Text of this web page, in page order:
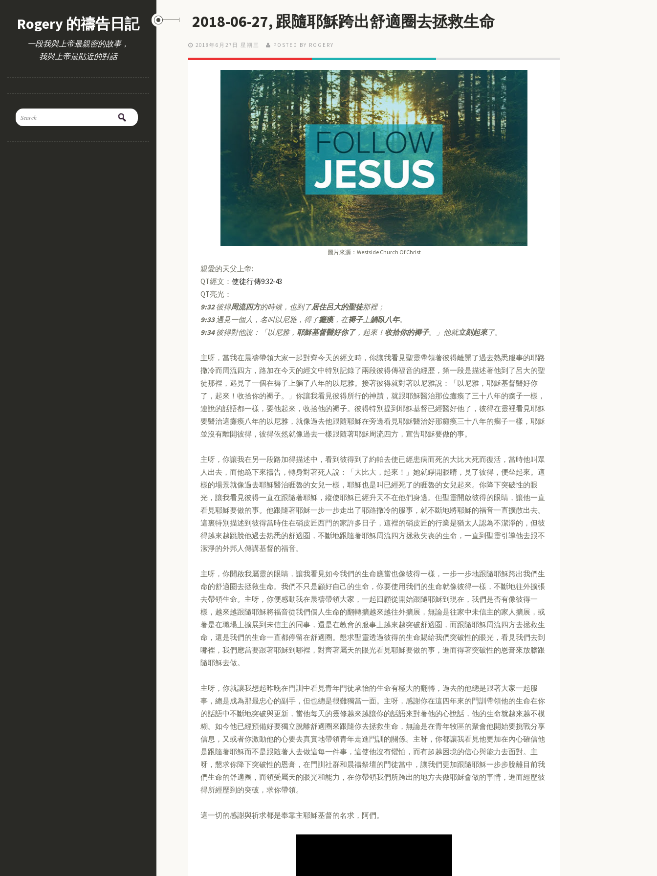
Rogery 的禱告日記
一段我與上帝最親密的故事，
我與上帝最貼近的對話
2018-06-27, 跟隨耶穌跨出舒適圈去拯救生命
2018年6月27日 星期三 POSTED BY ROGERY
圖片來源：Westside Church Of Christ
親愛的天父上帝:
QT經文： 使徒行傳9:32-43
QT亮光：
9:32彼得周流四方的時候，也到了居住呂大的聖徒那裡；
9:33遇見一個人，名叫以尼雅，得了癱瘓，在褥子上躺臥八年。
9:34彼得對他說：「以尼雅， 耶穌基督醫好你了，起來！ 收拾你的褥子。」他就立刻起來了。
主呀，當我在晨禱帶領大家一起對齊今天的經文時，你讓我看見聖靈帶領著彼得離開了過去熟悉服事的耶路
撒冷而周流四方，路加在今天的經文中特別記錄了兩段彼得傳福音的經歷，第一段是描述著他到了呂大的聖
徒那裡，遇見了一個在褥子上躺了八年的以尼雅。接著彼得就對著以尼雅說：「以尼雅，耶穌基督醫好你
了，起來！收拾你的褥子。」你讓我看見彼得所行的神蹟，就跟耶穌醫治那位癱瘓了三十八年的瘸子一樣，
連說的話語都一樣，要他起來，收拾他的褥子。彼得特別提到耶穌基督已經醫好他了，彼得在靈裡看見耶穌
要醫治這癱瘓八年的以尼雅，就像過去他跟隨耶穌在旁邊看見耶穌醫治好那癱瘓三十八年的瘸子一樣，耶穌
並沒有離開彼得，彼得依然就像過去一樣跟隨著耶穌周流四方，宣告耶穌要做的事。
主呀，你讓我在另一段路加得描述中，看到彼得到了約帕去使已經患病而死的大比大死而復活，當時他叫眾
人出去，而他跪下來禱告，轉身對著死人說：「大比大，起來！」她就睜開眼睛，見了彼得，便坐起來。這
樣的場景就像過去耶穌醫治睚魯的女兒一樣，耶穌也是叫已經死了的睚魯的女兒起來。你降下突破性的眼
光，讓我看見彼得一直在跟隨著耶穌，縱使耶穌已經升天不在他們身邊。但聖靈開啟彼得的眼睛，讓他一直
看見耶穌要做的事。他跟隨著耶穌一步一步走出了耶路撒冷的服事，就不斷地將耶穌的福音一直擴散出去。
這裏特別描述到彼得當時住在硝皮匠西門的家許多日子，這裡的硝皮匠的行業是猶太人認為不潔淨的，但彼
得越來越跳脫他過去熟悉的舒適圈，不斷地跟隨著耶穌周流四方拯救失喪的生命，一直到聖靈引導他去跟不
潔淨的外邦人傳講基督的福音。
主呀，你開啟我屬靈的眼睛，讓我看見如今我們的生命應當也像彼得一樣，一步一步地跟隨耶穌跨出我們生
命的舒適圈去拯救生命。我們不只是顧好自己的生命，你要使用我們的生命就像彼得一樣，不斷地往外擴張
去帶領生命。主呀，你便感動我在晨禱帶領大家，一起回顧從開始跟隨耶穌到現在，我們是否有像彼得一
樣，越來越跟隨耶穌將福音從我們個人生命的翻轉擴越來越往外擴展，無論是往家中未信主的家人擴展，或
著是在職場上擴展到未信主的同事，還是在教會的服事上越來越突破舒適圈，而跟隨耶穌周流四方去拯救生
命，還是我們的生命一直都停留在舒適圈。懇求聖靈透過彼得的生命賜給我們突破性的眼光，看見我們去到
哪裡，我們應當要跟著耶穌到哪裡，對齊著屬天的眼光看見耶穌要做的事，進而得著突破性的恩膏來放膽跟
隨耶穌去做。
主呀，你就讓我想起昨晚在門訓中看見青年門徒承怡的生命有極大的翻轉，過去的他總是跟著大家一起服
事，總是成為那最忠心的副手，但也總是很難獨當一面。主呀，感謝你在這四年來的門訓帶領他的生命在你
的話語中不斷地突破與更新，當他每天的靈修越來越讓你的話語來對著他的心說話，他的生命就越來越不模
糊。如今他已經預備好要獨立脫離舒適圈來跟隨你去拯救生命，無論是在青年牧區的聚會他開始要挑戰分享
信息，又或者你激動他的心要去真實地帶領青年走進門訓的關係。主呀，你都讓我看見他更加在內心確信他
是跟隨著耶穌而不是跟隨著人去做這每一件事，這使他沒有懼怕，而有超越困境的信心與能力去面對。主
呀，懇求你降下突破性的恩膏，在門訓社群和晨禱祭壇的門徒當中，讓我們更加跟隨耶穌一步步脫離目前我
們生命的舒適圈，而領受屬天的眼光和能力，在你帶領我們所跨出的地方去做耶穌會做的事情，進而經歷彼
得所經歷到的突破，求你帶領。
這一切的感謝與祈求都是奉靠主耶穌基督的名求，阿們。